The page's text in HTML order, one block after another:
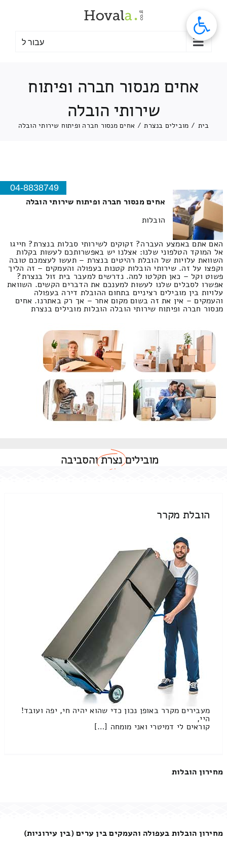
עבור ל
אחים מנסור חברה ופיתוח
שירותי הובלה
בית / מובילים בנצרת / אחים מנסור חברה ופיתוח שירותי הובלה
04-8838749
אחים מנסור חברה ופיתוח שירותי הובלה
הובלות
האם אתם באמצע העברה? זקוקים לשירותי סבלות בנצרת? חייגו
אל המוקד הטלפוני שלנו: אצלנו יש באפשרותכם לעשות בקלות
השוואת עלויות של הובלת רהיטים בנצרת – תעשו לעצמכם טובה
וקפצו על זה. שירותי הובלות קטנות בעפולה והעמקים – זה הליך
פשוט וקל – כאן תקלטו למה. נדרשים למעבר בית זול בנצרת?
אפשרו לסבלים שלנו לעשות למענכם את הדברים הקשים. השוואת
עלויות בין מובילים רציניים בתחום ההובלת דירה בעפולה
והעמקים – אין את זה בשום מקום אחר – אך רק באתרנו. אחים
מנסור חברה ופיתוח שירותי הובלה הובלות מובילים בנצרת
מוביליםנצרתוהסביבה
הובלת מקרר
מעבירים מקרר באופן נכון כדי שהוא יהיה חי, יפה ועובד!
היי,
קוראים לי דמיטרי ואני מומחה […]
מחירון הובלות
מחירון הובלות בעפולה והעמקים בין ערים (בין עירוניות)